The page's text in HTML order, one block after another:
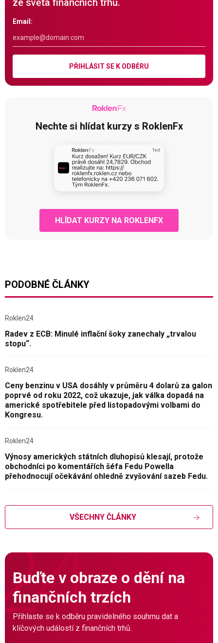
ze světa finančních trhů.
Email:
PŘIHLÁSIT SE K ODBĚRU
Nechte si hlídat kurzy s RoklenFx
HLÍDAT KURZY NA ROKLENFX
PODOBNÉ ČLÁNKY
Roklen24
Radev z ECB: Minulé inflační šoky zanechaly „trvalou
stopu“.
Roklen24
Ceny benzinu v USA dosáhly v průměru 4 dolarů za galon
poprvé od roku 2022, což ukazuje, jak válka dopadá na
americké spotřebitele před listopadovými volbami do
Kongresu.
Roklen24
Výnosy amerických státních dluhopisů klesají, protože
obchodníci po komentářích šéfa Fedu Powella
přehodnocují očekávání ohledně zvyšování sazeb Fedu.
VŠECHNY ČLÁNKY
Buďte v obraze o dění na
finančních trzích
Přihlaste se k odběru pravidelného souhrnu dat a
klíčových událostí z finančních trhů.